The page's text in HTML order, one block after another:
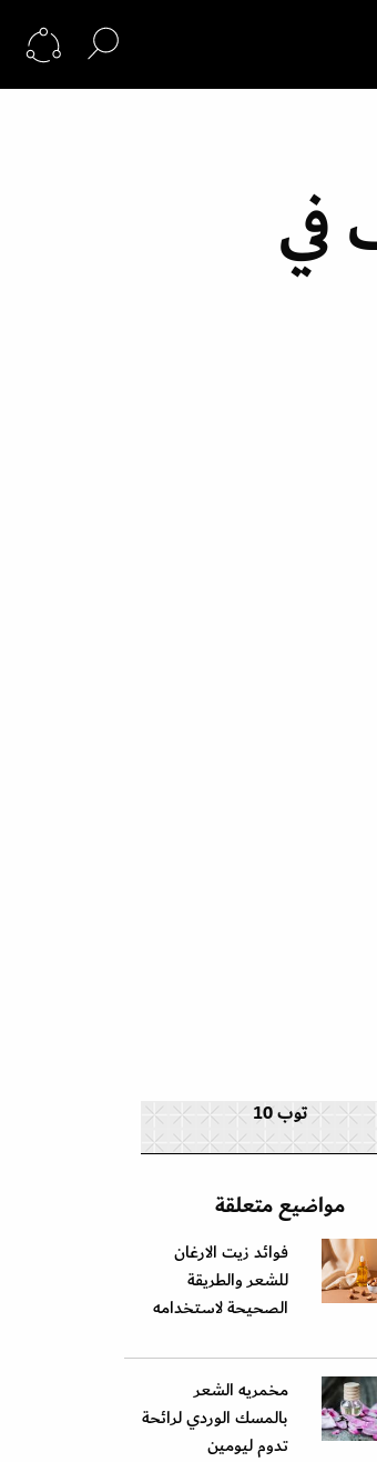
في
توب 10
مواضيع متعلقة
فوائد زيت الارغان
للشعر والطريقة
الصحيحة لاستخدامه
مخمريه الشعر
بالمسك الوردي لرائحة
تدوم ليومين